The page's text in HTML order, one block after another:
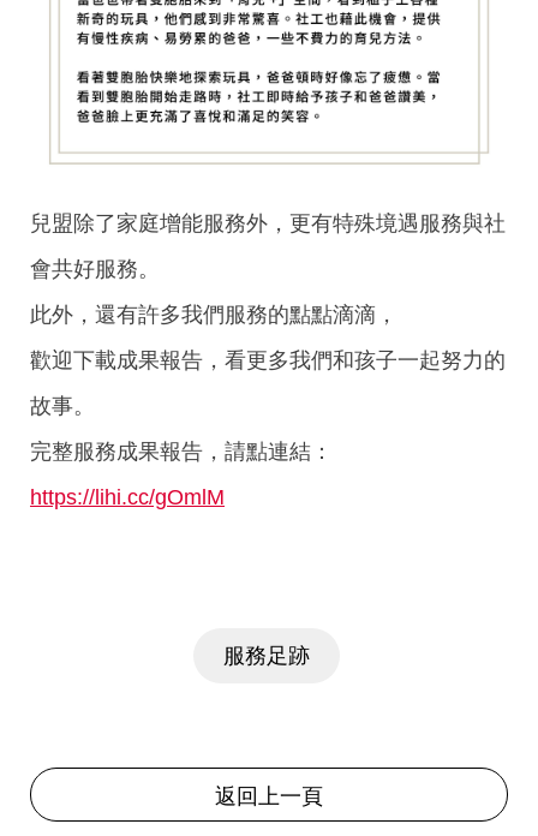
兒盟除了家庭增能服務外， 更有特殊境遇服務與社
會共好服務。
此外，還有許多我們服務的點點滴滴，
歡迎下載成果報告， 看更多我們和孩子一起努力的
故事。
完整服務成果報告，請點連結：
https://lihi.cc/gOmlM
服務足跡
返回上一頁